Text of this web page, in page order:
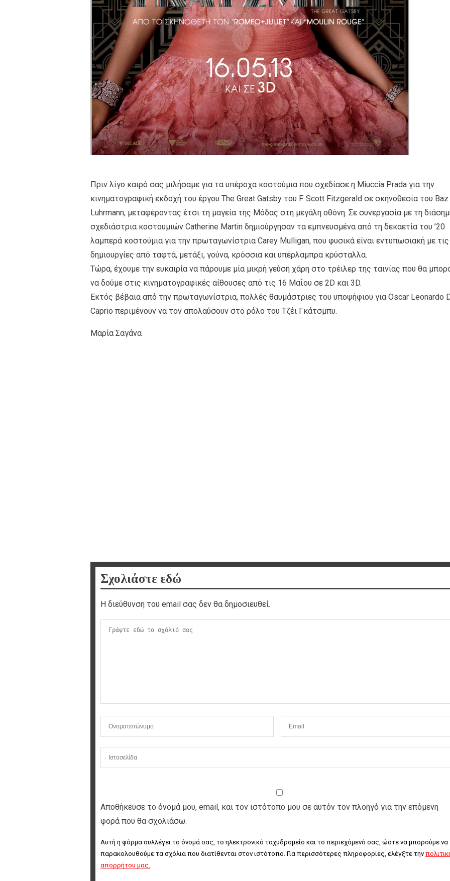
Πριν λίγο καιρό σας μιλήσαμε για τα υπέροχα κοστούμια που σχεδίασε η Miuccia Prada για την
κινηματογραφική εκδοχή του έργου The Great Gatsby του F. Scott Fitzgerald σε σκηνοθεσία του Baz
Luhrmann, μεταφέροντας έτσι τη μαγεία της Μόδας στη μεγάλη οθόνη. Σε συνεργασία με τη
σχεδιάστρια κοστουμιών Catherine Martin δημιούργησαν τα εμπνευσμένα από τη δεκαετία του ’20
λαμπερά κοστούμια για την πρωταγωνίστρια Carey Mulligan, που φυσικά είναι εντυπωσιακή με τις
δημιουργίες από ταφτά, μετάξι, γούνα, κρόσσια και υπέρλαμπρα κρύσταλλα.
Τώρα, έχουμε την ευκαιρία να πάρουμε μία μικρή γεύση χάρη στο τρέιλερ της ταινίας που θα
να δούμε στις κινηματογραφικές αίθουσες από τις 16 Μαΐου σε 2D και 3D.
Εκτός βέβαια από την πρωταγωνίστρια, πολλές θαυμάστριες του υποψήφιου για Oscar Leonardo
Caprio περιμένουν να τον απολαύσουν στο ρόλο του Τζέι Γκάτσμπυ.
Μαρία Σαγάνα
Σχολιάστε εδώ
Η διεύθυνση του email σας δεν θα δημοσιευθεί.
Αποθήκευσε το όνομά μου, email, και τον ιστότοπο μου σε αυτόν τον πλοηγό για την επόμενη
φορά που θα σχολιάσω.
Αυτή η φόρμα συλλέγει το όνομά σας, το ηλεκτρονικό ταχυδρομείο και το περιεχόμενό σας, ώστε να μπορούμε να
παρακολουθούμε τα σχόλια που διατίθενται στον ιστότοπο. Για περισσότερες πληροφορίες, ελέγξτε την
απορρήτου μας.